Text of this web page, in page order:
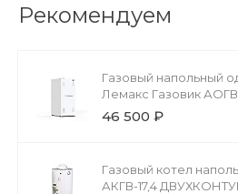
Рекомендуем
Газовый напольный
Лемакс Газовик АОГВ-
46 500 ₽
Газовый котел
АКГВ-17,4